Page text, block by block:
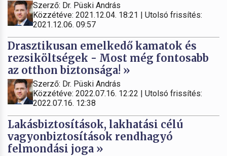
Szerző: Dr. Püski András
Közzétéve: 2021.12.04. 18:21 | Utolsó frissítés:
2021.12.06. 09:57
Drasztikusan emelkedő kamatok és
rezsiköltségek - Most még fontosabb
az otthon biztonsága! »
Szerző: Dr. Püski András
Közzétéve: 2022.07.16. 12:22 | Utolsó frissítés:
2022.07.16. 12:38
Lakásbiztosítások, lakhatási célú
vagyonbiztosítások rendhagyó
felmondási joga »